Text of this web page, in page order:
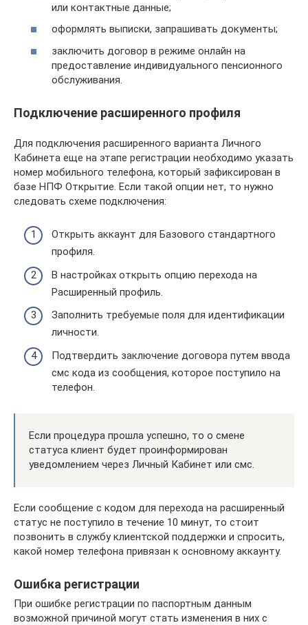
или контактные данные;
оформлять выписки, запрашивать документы;
заключить договор в режиме онлайн на
предоставление индивидуального пенсионного
обслуживания.
Подключение расширенного профиля
Для подключения расширенного варианта Личного
Кабинета еще на этапе регистрации необходимо указать
номер мобильного телефона, который зафиксирован в
базе НПФ Открытие. Если такой опции нет, то нужно
следовать схеме подключения:
Открыть аккаунт для Базового стандартного
профиля.
В настройках открыть опцию перехода на
Расширенный профиль.
Заполнить требуемые поля для идентификации
личности.
Подтвердить заключение договора путем ввода
смс кода из сообщения, которое поступило на
телефон.
Если процедура прошла успешно, то о смене
статуса клиент будет проинформирован
уведомлением через Личный Кабинет или смс.
Если сообщение с кодом для перехода на расширенный
статус не поступило в течение 10 минут, то стоит
позвонить в службу клиентской поддержки и спросить,
какой номер телефона привязан к основному аккаунту.
Ошибка регистрации
При ошибке регистрации по паспортным данным
возможной причиной могут стать изменения в них с